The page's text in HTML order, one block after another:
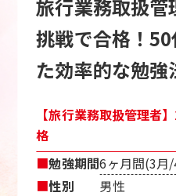
旅行業務取扱管
挑戦で合格！
た効率的な勉強
【旅行業務取扱管理者
格
■勉強期間6ヶ月間(3月
■性別
男性